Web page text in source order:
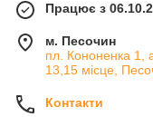
Працює з
м. Песочин
пл. Кононенка 1,
13,15 місце,
Контакти